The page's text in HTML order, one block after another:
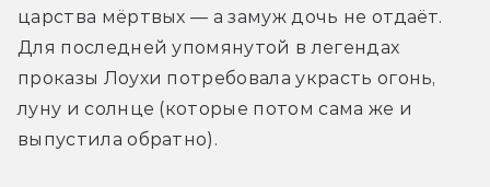
царства мёртвых — а замуж дочь не отдаёт.
Для последней упомянутой в легендах
проказы Лоухи потребовала украсть огонь,
луну и солнце (которые потом сама же и
выпустила обратно).